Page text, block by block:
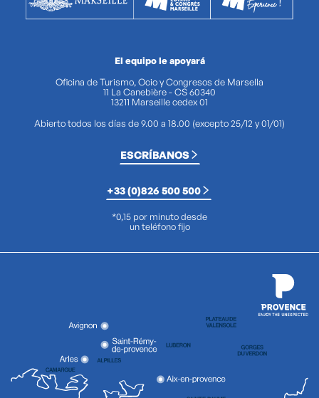
El equipo le apoyará
Oficina de Turismo, Ocio y Congresos de Marsella
11 La Canebière - CS 60340
13211 Marseille cedex 01
Abierto todos los días de 9.00 a 18.00 (excepto 25/12 y 01/01)
ESCRÍBANOS
+33 (0)826 500 500
*0,15 por minuto desde
un teléfono fijo